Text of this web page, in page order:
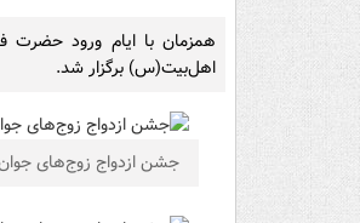
اهل‌بیت(س) برگزار شد.
جشن ازدواج زوج‌های